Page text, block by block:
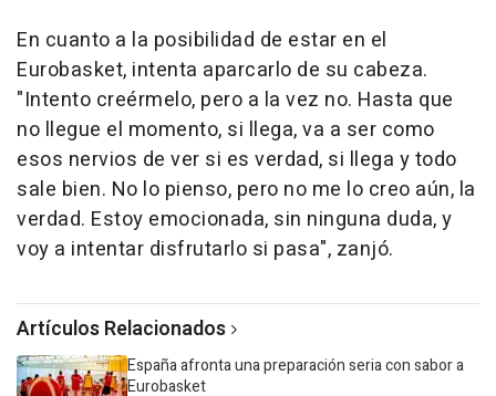
En cuanto a la posibilidad de estar en el
Eurobasket, intenta aparcarlo de su cabeza.
"Intento creérmelo, pero a la vez no. Hasta que
no llegue el momento, si llega, va a ser como
esos nervios de ver si es verdad, si llega y todo
sale bien. No lo pienso, pero no me lo creo aún, la
verdad. Estoy emocionada, sin ninguna duda, y
voy a intentar disfrutarlo si pasa", zanjó.
Artículos Relacionados
España afronta una preparación seria con sabor a
Eurobasket